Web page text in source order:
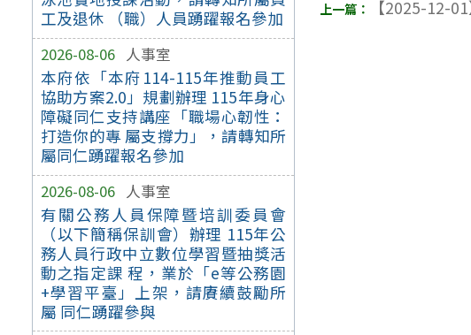
工及退休 （職）人員踴躍報名參加
2026-08-06 人事室
本府依「本府114-115年推動員工
協助方案2.0」規劃辦理 115年身心
障礙同仁支持講座「職場心韌性：
打造你的專 屬支撐力」，請轉知所
屬同仁踴躍報名參加
2026-08-06 人事室
有關公務人員保障暨培訓委員會
（以下簡稱保訓會）辦理 115年公
務人員行政中立數位學習暨抽獎活
動之指定課 程，業於「e等公務園
+學習平臺」上架，請賡續鼓勵所
屬 同仁踴躍參與
【2025-12-01